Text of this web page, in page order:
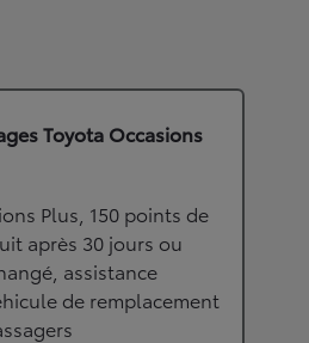
Toyota Occasions
Plus, 150 points de
après 30 jours ou
assistance
de remplacement